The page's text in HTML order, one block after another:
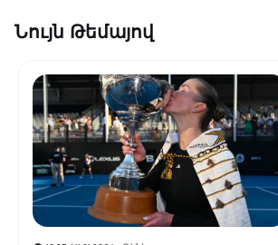
Նույն Թեմայով